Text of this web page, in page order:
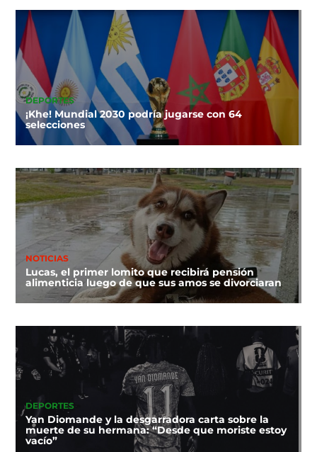
DEPORTES
¡Khe! Mundial 2030 podría jugarse con 64
selecciones
NOTICIAS
Lucas, el primer lomito que recibirá pensión
alimenticia luego de que sus amos se divorciaran
DEPORTES
Yan Diomande y la desgarradora carta sobre la
muerte de su hermana: “Desde que moriste estoy
vacío”